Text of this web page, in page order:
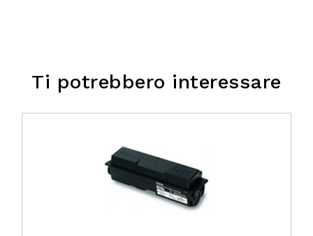
Ti potrebbero interessare